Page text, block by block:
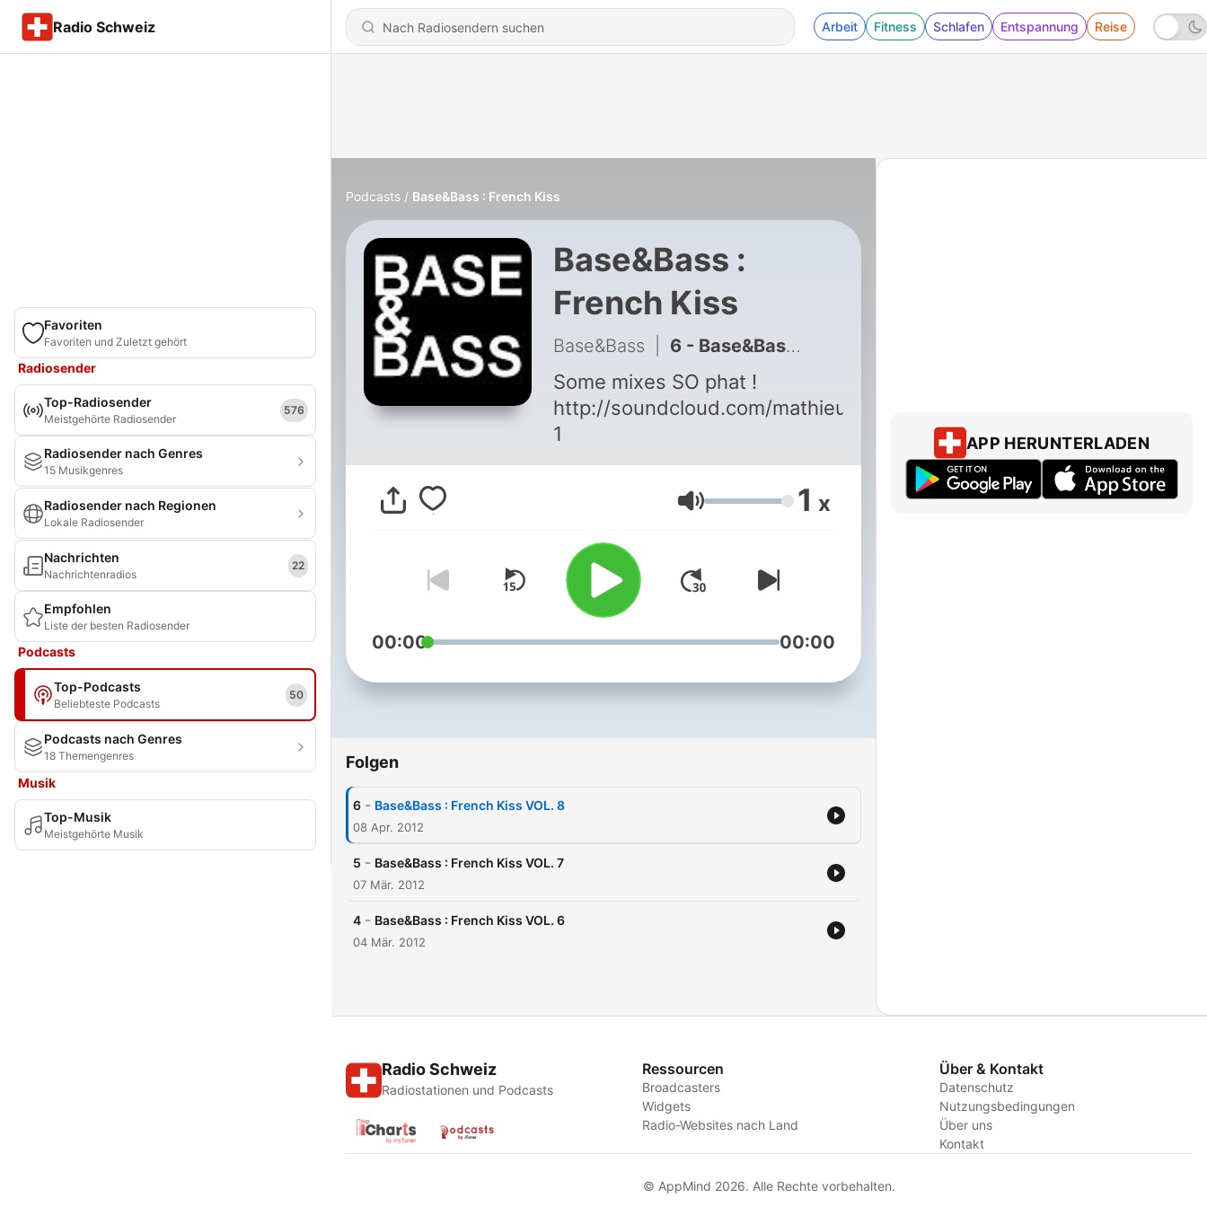
Radio Schweiz Arbeit Fitness Schlafen Entspannung Reise
Favoriten
Favoriten und Zuletzt gehört
Radiosender
Top-Radiosender
Meistgehörte Radiosender
576
Radiosender nach Genres
15 Musikgenres
Radiosender nach Regionen
Lokale Radiosender
Nachrichten
Nachrichtenradios
22
Empfohlen
Liste der besten Radiosender
Podcasts
Top-Podcasts
Beliebteste Podcasts
50
Podcasts nach Genres
18 Themengenres
Musik
Top-Musik
Meistgehörte Musik
Podcasts Base&Bass : French Kiss
Base&Bass :
French Kiss
Base&Bass 6 - Base&Bass : French Kiss VOL. 8
Some mixes SO phat !
http://soundcloud.com/mathieug-
1
Lautstärke 1 x
00:00 00:00
Folgen
6 - Base&Bass : French Kiss VOL. 8
08 Apr. 2012
5 - Base&Bass : French Kiss VOL. 7
07 Mär. 2012
4 - Base&Bass : French Kiss VOL. 6
04 Mär. 2012
APP HERUNTERLADEN
Radio Schweiz
Radiostationen und Podcasts
Ressourcen
Broadcasters
Widgets
Radio-Websites nach Land
Über & Kontakt
Datenschutz
Nutzungsbedingungen
Über uns
Kontakt
© AppMind 2026. Alle Rechte vorbehalten.